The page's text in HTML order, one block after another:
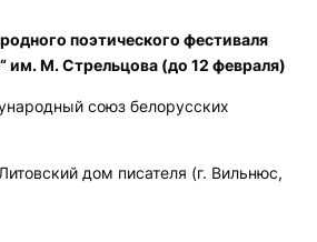
поэтического фестиваля
им. М. Стрельцова (до 12 февраля)
союз белорусских
дом писателя (г. Вильнюс,